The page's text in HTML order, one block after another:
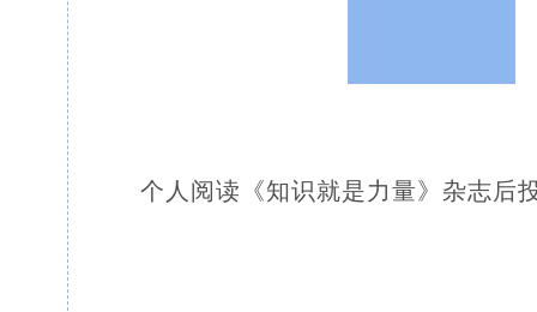
个人阅读《知识就是力量》杂志后